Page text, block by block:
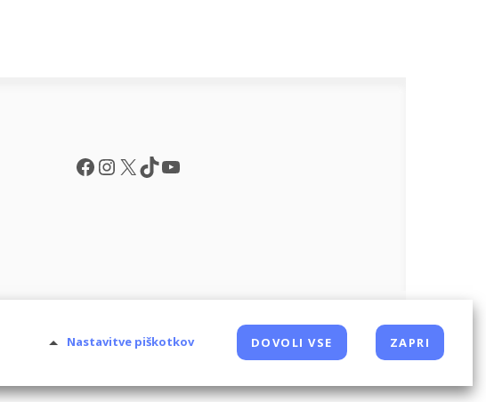
Facebook
Instagram
X TikTok
YouTube
Nastavitve piškotkov DOVOLI VSE ZAPRI
Oglaševalski